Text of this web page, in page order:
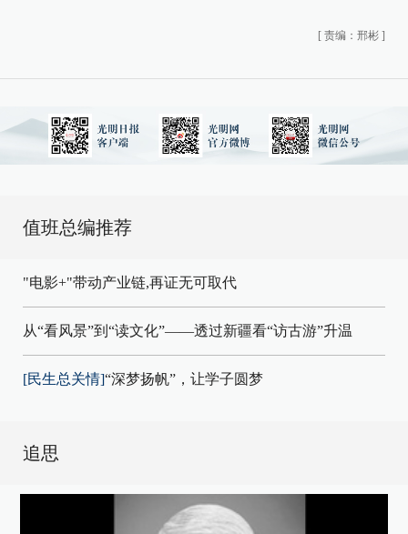
[ 责编：邢彬 ]
值班总编推荐
"电影+"带动产业链,再证无可取代
从“看风景”到“读文化”——透过新疆看“访古游”升温
[民生总关情]“深梦扬帆”，让学子圆梦
追思